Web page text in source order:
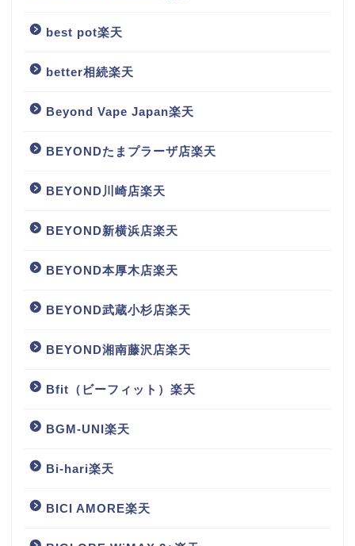
best pot楽天
better相続楽天
Beyond Vape Japan楽天
BEYONDたまプラーザ店楽天
BEYOND川崎店楽天
BEYOND新横浜店楽天
BEYOND本厚木店楽天
BEYOND武蔵小杉店楽天
BEYOND湘南藤沢店楽天
Bfit（ビーフィット）楽天
BGM‐UNI楽天
Bi-hari楽天
BICI AMORE楽天